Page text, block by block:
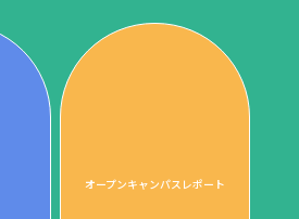
オープンキャンパスレポート